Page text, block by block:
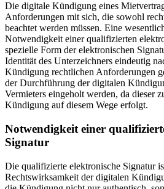
Die digitale Kündigung eines
Anforderungen mit sich, die sowohl
beachtet werden müssen. Eine
Notwendigkeit einer qualifizierten
spezielle Form der elektronischen
Identität des Unterzeichners eindeutig
Kündigung rechtlichen Anforderungen
der Durchführung der digitalen
Vermieters eingeholt werden, da dieser
Kündigung auf diesem Wege erfolgt.
Notwendigkeit einer
Signatur
Die qualifizierte elektronische Signatur
Rechtswirksamkeit der digitalen